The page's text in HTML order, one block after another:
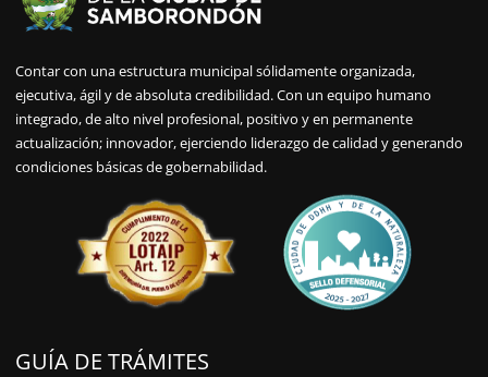
Contar con una estructura municipal sólidamente organizada,
ejecutiva, ágil y de absoluta credibilidad. Con un equipo humano
integrado, de alto nivel profesional, positivo y en permanente
actualización; innovador, ejerciendo liderazgo de calidad y generando
condiciones básicas de gobernabilidad.
GUÍA DE TRÁMITES